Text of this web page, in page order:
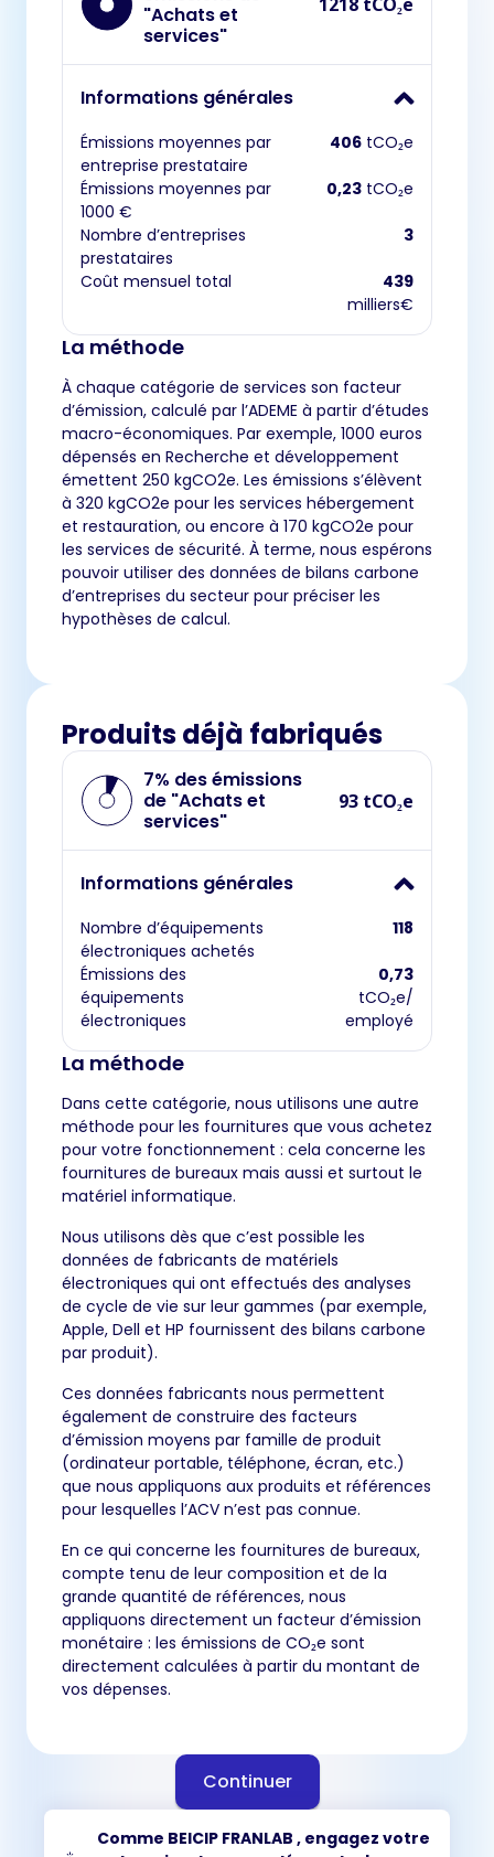
"Achats et
services"
Informations générales
Émissions moyennes par
entreprise prestataire
406 tCO₂e
Émissions moyennes par
1000 €
0,23 tCO₂e
Nombre d’entreprises
prestataires
3
Coût mensuel total
439
milliers€
La méthode
À chaque catégorie de services son facteur
d’émission, calculé par l’ADEME à partir d’études
macro-économiques. Par exemple, 1000 euros
dépensés en Recherche et développement
émettent 250 kgCO2e. Les émissions s’élèvent
à 320 kgCO2e pour les services hébergement
et restauration, ou encore à 170 kgCO2e pour
les services de sécurité. À terme, nous espérons
pouvoir utiliser des données de bilans carbone
d’entreprises du secteur pour préciser les
hypothèses de calcul.
Produits déjà fabriqués
7% des émissions
de "Achats et
services"
93 tCO₂e
Informations générales
Nombre d’équipements
électroniques achetés
118
Émissions des
équipements
électroniques
0,73
tCO₂e/
employé
La méthode
Dans cette catégorie, nous utilisons une autre
méthode pour les fournitures que vous achetez
pour votre fonctionnement : cela concerne les
fournitures de bureaux mais aussi et surtout le
matériel informatique.
Nous utilisons dès que c’est possible les
données de fabricants de matériels
électroniques qui ont effectués des analyses
de cycle de vie sur leur gammes (par exemple,
Apple, Dell et HP fournissent des bilans carbone
par produit).
Ces données fabricants nous permettent
également de construire des facteurs
d’émission moyens par famille de produit
(ordinateur portable, téléphone, écran, etc.)
que nous appliquons aux produits et références
pour lesquelles l’ACV n’est pas connue.
En ce qui concerne les fournitures de bureaux,
compte tenu de leur composition et de la
grande quantité de références, nous
appliquons directement un facteur d’émission
monétaire : les émissions de CO₂e sont
directement calculées à partir du montant de
vos dépenses.
Continuer
Comme BEICIP FRANLAB , engagez votre